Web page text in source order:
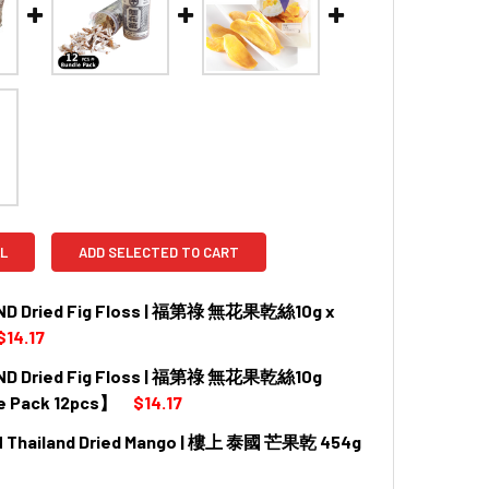
ADD SELECTED TO CART
Dried Fig Floss | 福第祿 無花果乾絲10g x
QUANTITY OF THAILAND DRIED FIG FLOSS | 福第祿 無花果乾絲
INCREASE QUANTITY OF THAILAND DRIED FIG FLOSS | 福第祿
Dried Fig Floss | 福第祿 無花果乾絲10g
Pack 12pcs】
$14.17
QUANTITY OF THAILAND DRIED FIG FLOSS | 福第祿 無花果乾絲
Thailand Dried Mango | 樓上 泰國 芒果乾 454g